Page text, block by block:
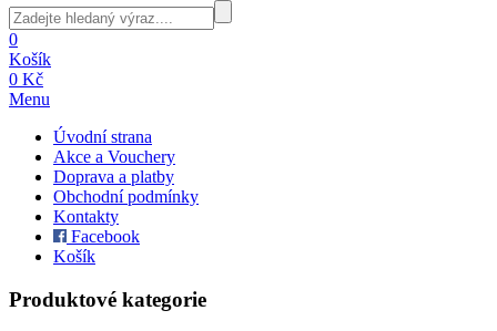
0
Košík
0 Kč
Menu
Úvodní strana
Akce a Vouchery
Doprava a platby
Obchodní podmínky
Kontakty
Facebook
Košík
Produktové kategorie